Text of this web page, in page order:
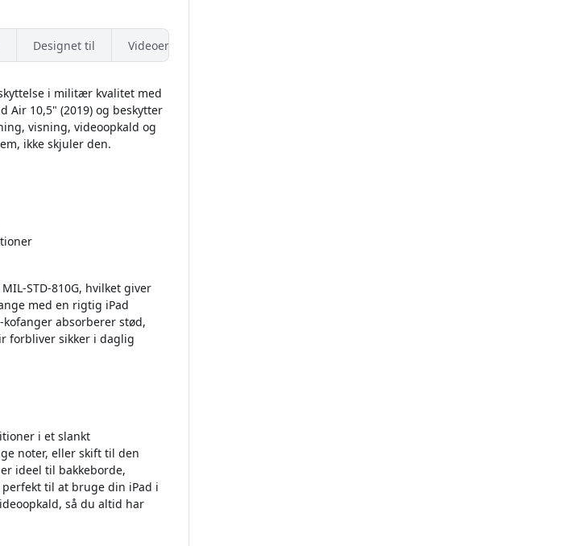
Designet til Videoer
i militær kvalitet med
Air 10,5" (2019) og beskytter
visning, videoopkald og
ikke skjuler den.
STD-810G, hvilket giver
med en rigtig iPad
absorberer stød,
forbliver sikker i daglig
i et slankt
noter, eller skift til den
ideel til bakkeborde,
til at bruge din iPad i
så du altid har